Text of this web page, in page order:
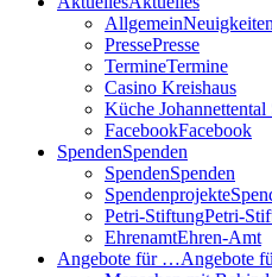
AllgemeinNeuigkeiten
PressePresse
TermineTermine
Casino Kreishaus
Küche Johannettental
FacebookFacebook
SpendenSpenden
SpendenSpenden
Spendenprojekte
Petri-StiftungPetri-
EhrenamtEhren-Amt
Angebote für …Angebote